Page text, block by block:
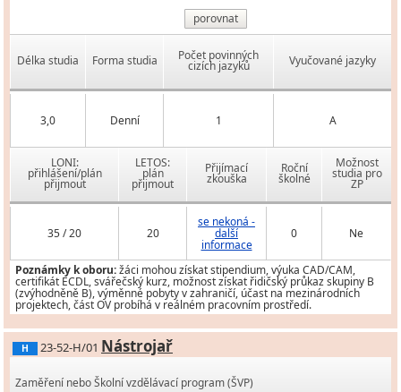
porovnat
Délka studia Forma studia Počet povinných
cizích jazyků Vyučované jazyky
3,0 Denní 1 A
LONI:
přihlášení/plán
přijmout
LETOS:
plán
přijmout
Přijímací
zkouška
Roční
školné
Možnost
studia pro
ZP
35 / 20 20
se nekoná -
další
informace
0 Ne
Poznámky k oboru:žáci mohou získat stipendium, výuka CAD/CAM,
certifikát ECDL, svářečský kurz, možnost získat řidičský průkaz skupiny B
(zvýhodněně B), výměnné pobyty v zahraničí, účast na mezinárodních
projektech, část OV probíhá v reálném pracovním prostředí.
H 23-52-H/01 Nástrojař
Zaměření nebo Školní vzdělávací program (ŠVP)